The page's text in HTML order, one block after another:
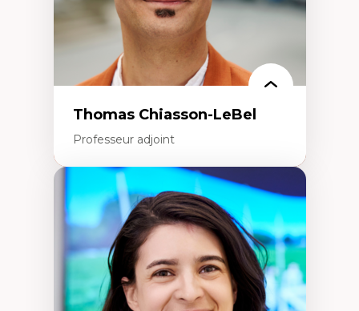
Thomas Chiasson-LeBel
Professeur adjoint
Expertises
Théories du développement
Économie politique comparée
Élites économiques
Sociologie économique
Extractivisme
Classes sociales
Mouvements sociaux
Théories de l’État